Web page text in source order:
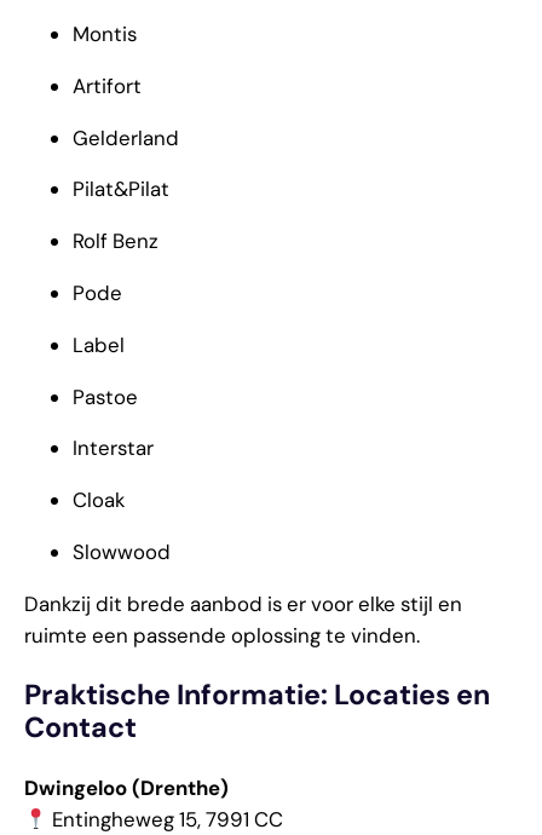
Montis
Artifort
Gelderland
Pilat&Pilat
Rolf Benz
Pode
Label
Pastoe
Interstar
Cloak
Slowwood
Dankzij dit brede aanbod is er voor elke stijl en
ruimte een passende oplossing te vinden.
Praktische Informatie: Locaties en
Contact
Dwingeloo (Drenthe)
Entingheweg 15, 7991 CC